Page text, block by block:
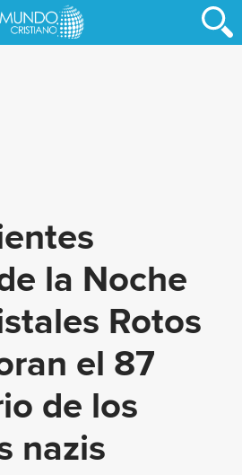
la Noche
Rotos
el 87
de los
nazis